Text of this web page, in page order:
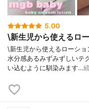
5.00
\新生児から使えるロ
\新生児から使えるローシ
水分感あるみずみずしいテ
い込むように馴染みます…